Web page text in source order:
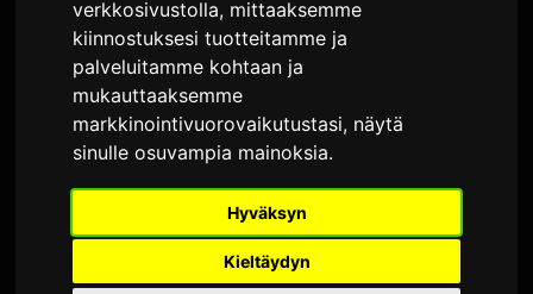
verkkosivustolla, mittaaksemme
kiinnostuksesi tuotteitamme ja
palveluitamme kohtaan ja
mukauttaaksemme
markkinointivuorovaikutustasi, näytä
sinulle osuvampia mainoksia.
Hyväksyn
Kieltäydyn
kappaleesta 'うるさ' soolo-
EP:ltään 'dialogue'
KirjoittanutSam
3 kesäkuuta 2026
Käännetty englannista
Yoasobin säveltäjä Ayase on julkaissut
musiikkivideon kappaleeseensa "うるさ." Video